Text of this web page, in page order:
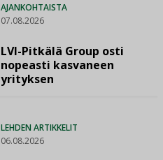
AJANKOHTAISTA
07.08.2026
LVI-Pitkälä Group osti
nopeasti kasvaneen
yrityksen
LEHDEN ARTIKKELIT
06.08.2026